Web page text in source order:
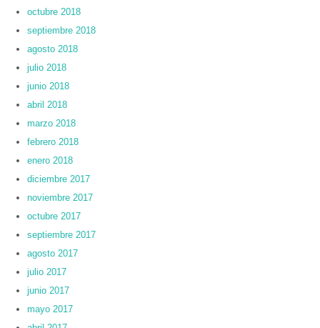
octubre 2018
septiembre 2018
agosto 2018
julio 2018
junio 2018
abril 2018
marzo 2018
febrero 2018
enero 2018
diciembre 2017
noviembre 2017
octubre 2017
septiembre 2017
agosto 2017
julio 2017
junio 2017
mayo 2017